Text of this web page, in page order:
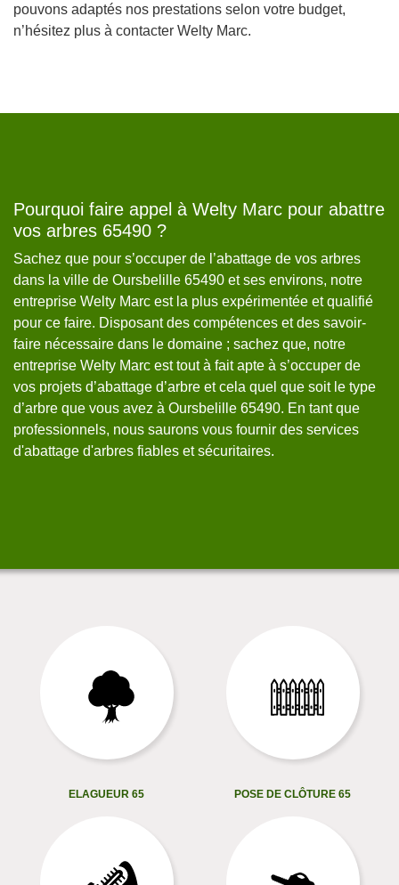
pouvons adaptés nos prestations selon votre budget,
n’hésitez plus à contacter Welty Marc.
Pourquoi faire appel à Welty Marc pour abattre
vos arbres 65490 ?
Sachez que pour s’occuper de l’abattage de vos arbres
dans la ville de Oursbelille 65490 et ses environs, notre
entreprise Welty Marc est la plus expérimentée et qualifié
pour ce faire. Disposant des compétences et des savoir-
faire nécessaire dans le domaine ; sachez que, notre
entreprise Welty Marc est tout à fait apte à s’occuper de
vos projets d’abattage d’arbre et cela quel que soit le type
d’arbre que vous avez à Oursbelille 65490. En tant que
professionnels, nous saurons vous fournir des services
d'abattage d'arbres fiables et sécuritaires.
ELAGUEUR 65 POSE DE CLÔTURE 65